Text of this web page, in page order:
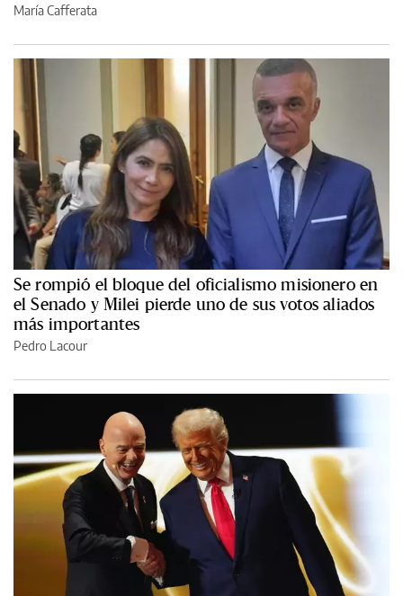
María Cafferata
Se rompió el bloque del oficialismo misionero en
el Senado y Milei pierde uno de sus votos aliados
más importantes
Pedro Lacour